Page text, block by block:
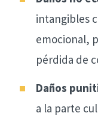
intangibles
emocional,
pérdida de
Daños
a la parte